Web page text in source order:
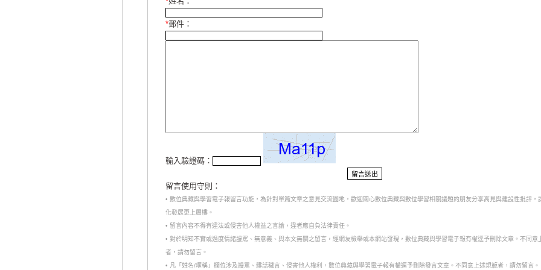
*郵件：
輸入驗證碼：
留言使用守則：
• 數位典藏與學習電子報留言功能，為針對單篇文章之意見交流園地，歡迎關心數位典藏與數位學習相關議題的朋友分享高見與建設性批評，
化發展更上層樓。
• 留言內容不得有違法或侵害他人權益之言論，違者應自負法律責任。
• 對於明知不實或過度情緒謾罵、無意義、與本文無關之留言，經網友檢舉或本網站發現，數位典藏與學習電子報有權逕予刪除文章。不同意
者，請勿留言。
• 凡「姓名/暱稱」欄位涉及謾罵、髒話穢言、侵害他人權利，數位典藏與學習電子報有權逕予刪除發言文章。不同意上述規範者，請勿留言。